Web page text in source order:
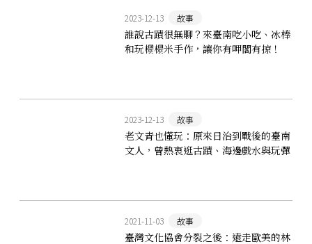
2023-12-13 故事
誰說古蹟很無聊？來臺南吃小吃、冰棒
和玩榻榻米手作，讓你有呷閣有掠！
2023-12-13 故事
老文青也懂玩：原來日治到戰後的臺南
文人，曾熱衷逛古蹟、海邊戲水與玩彈
2021-11-03 故事
臺灣文化協會分裂之後：遠走歐美的林